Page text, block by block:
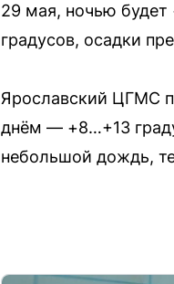
29 мая, ночью будет
градусов, осадки
Ярославский ЦГМС
днём — +8…+13
небольшой дождь,